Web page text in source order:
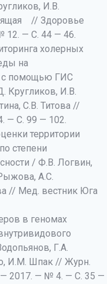
И.В.
// Здоровье
12. — С. 44 — 46.
холерных
на
с помощью ГИС
Кругликов, И.В.
С.В. Титова //
— С. 99 — 102.
территории
степени
/ Ф.В. Логвин,
А.С.
// Мед. вестник Юга
в геномах
Г.А.
И.М. Шпак // Журн.
2017. — № 4. — С. 35 —